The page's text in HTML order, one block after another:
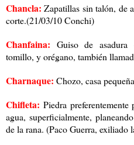
Chancla: Zapatillas sin talón, de
corte.(21/03/10 Conchi)
Chanfaina: Guiso de asadura
tomillo, y orégano, también
Charnaque: Chozo, casa
Chifleta: Piedra
agua, superficialmente,
de la rana. (Paco Guerra, exiliado